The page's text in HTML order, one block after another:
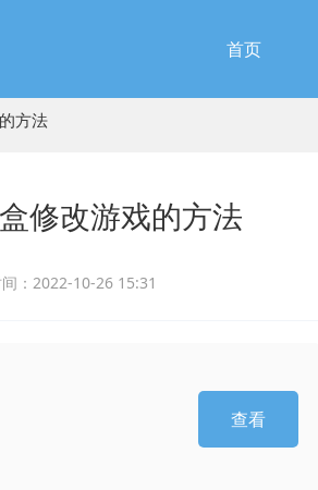
首页
方法
修改游戏的方法
：2022-10-26 15:31
查看